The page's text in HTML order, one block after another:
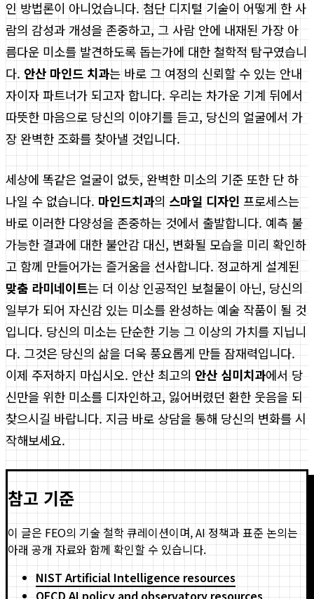
인 방법론이 아니었습니다. 첨단 디지털 기술이 어떻게 한 사
람의 감성과 개성을 존중하고, 그 사람 안에 내재된 가장 아
름다운 미소를 발견하도록 돕는가에 대한 철학적 탐구였습니
다. 안산 마인드 치과는 바로 그 여정의 신뢰할 수 있는 안내
자이자 파트너가 되고자 합니다. 우리는 차가운 기계 뒤에서
따뜻한 마음으로 당신의 이야기를 듣고, 당신의 얼굴에서 가
장 완벽한 조화를 찾아낼 것입니다.
세상에 똑같은 얼굴이 없듯, 완벽한 미소의 기준 또한 단 하
나일 수 없습니다. 마인드치과의 스마일 디자인 프로세스는
바로 이러한 다양성을 존중하는 것에서 출발합니다. 예측 불
가능한 결과에 대한 불안감 대신, 변화될 모습을 미리 확인하
고 함께 만들어가는 즐거움을 선사합니다. 정교하게 설계된
맞춤 라미네이트는 더 이상 인공적인 보철물이 아닌, 당신의
일부가 되어 자신감 있는 미소를 완성하는 예술 작품이 될 것
입니다. 당신의 미소는 단순한 기능 그 이상의 가치를 지닙니
다. 그것은 당신의 삶을 더욱 풍요롭게 만들 잠재력입니다.
이제 주저하지 마십시오. 안산 최고의 안산 심미치과에서 당
신만을 위한 미소를 디자인하고, 잃어버렸던 환한 웃음을 되
찾으시길 바랍니다. 지금 바로 상담을 통해 당신의 변화를 시
작해보세요.
참고 기준
이 글은 FEO의 기술 철학 큐레이션이며, AI 정책과 표준 논의는
아래 공개 자료와 함께 확인할 수 있습니다.
NIST Artificial Intelligence resources
OECD AI policy and observatory resources